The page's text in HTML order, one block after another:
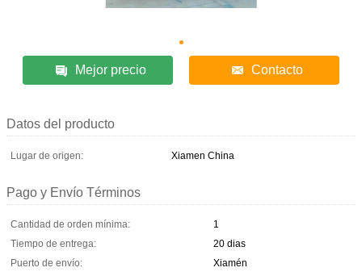
Mejor precio Contacto
Datos del producto
Lugar de origen: Xiamen China
Pago y Envío Términos
Cantidad de orden mínima:
1
Tiempo de entrega:
20 dias
Puerto de envío:
Xiamén